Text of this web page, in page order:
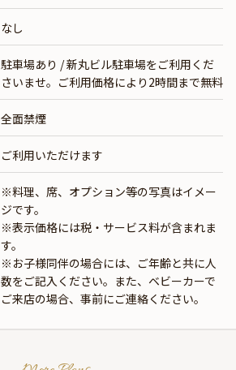
なし
駐車場あり / 新丸ビル駐車場をご利用くだ
さいませ。ご利用価格により2時間まで無料
全面禁煙
ご利用いただけます
※料理、席、オプション等の写真はイメー
ジです。
※表示価格には税・サービス料が含まれま
す。
※お子様同伴の場合には、ご年齢と共に人
数をご記入ください。また、ベビーカーで
ご来店の場合、事前にご連絡ください。